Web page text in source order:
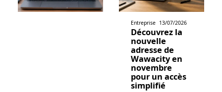
Entreprise 13/07/2026
Découvrez la
nouvelle
adresse de
Wawacity en
novembre
pour un accès
simplifié